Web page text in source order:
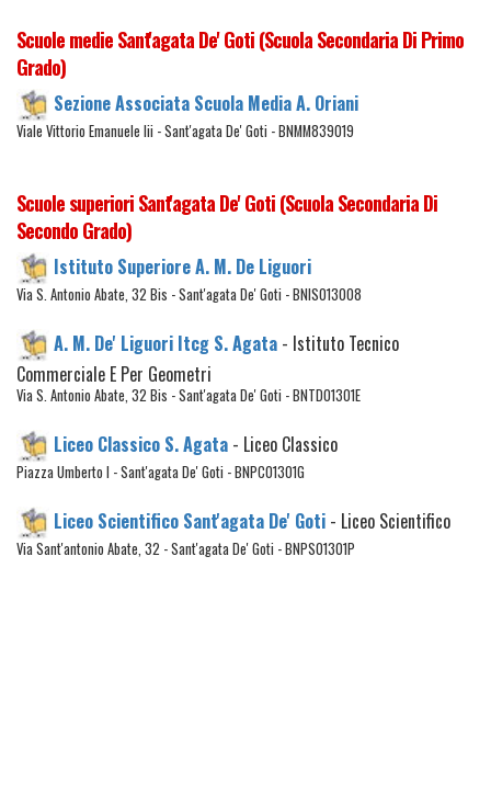
Scuole medie Sant'agata De' Goti (Scuola Secondaria Di Primo
Grado)
Sezione Associata Scuola Media A. Oriani
Viale Vittorio Emanuele Iii - Sant'agata De' Goti - BNMM839019
Scuole superiori Sant'agata De' Goti (Scuola Secondaria Di
Secondo Grado)
Istituto Superiore A. M. De Liguori
Via S. Antonio Abate, 32 Bis - Sant'agata De' Goti - BNIS013008
A. M. De' Liguori Itcg S. Agata - Istituto Tecnico
Commerciale E Per Geometri
Via S. Antonio Abate, 32 Bis - Sant'agata De' Goti - BNTD01301E
Liceo Classico S. Agata - Liceo Classico
Piazza Umberto I - Sant'agata De' Goti - BNPC01301G
Liceo Scientifico Sant'agata De' Goti - Liceo Scientifico
Via Sant'antonio Abate, 32 - Sant'agata De' Goti - BNPS01301P